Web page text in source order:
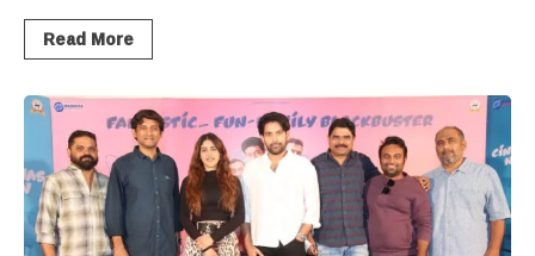
Read More